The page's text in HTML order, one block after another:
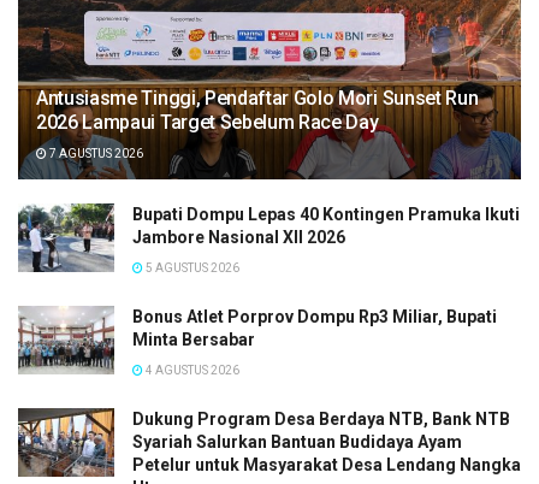
Antusiasme Tinggi, Pendaftar Golo Mori Sunset Run
2026 Lampaui Target Sebelum Race Day
7 AGUSTUS 2026
Bupati Dompu Lepas 40 Kontingen Pramuka Ikuti
Jambore Nasional XII 2026
5 AGUSTUS 2026
Bonus Atlet Porprov Dompu Rp3 Miliar, Bupati
Minta Bersabar
4 AGUSTUS 2026
Dukung Program Desa Berdaya NTB, Bank NTB
Syariah Salurkan Bantuan Budidaya Ayam
Petelur untuk Masyarakat Desa Lendang Nangka